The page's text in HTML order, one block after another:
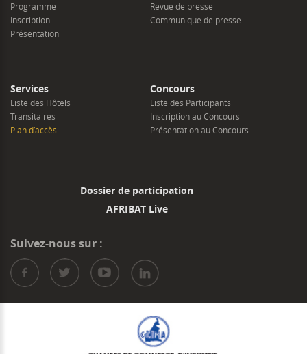
Présentation
Programme
Inscription
Communique de presse
Revue de presse
Services
Plan d’accès
Liste des Hôtels
Transitaires
Concours
Présentation au Concours
Liste des Participants
Inscription au Concours
Dossier de participation
AFRIBAT Live
Suivez-nous sur :